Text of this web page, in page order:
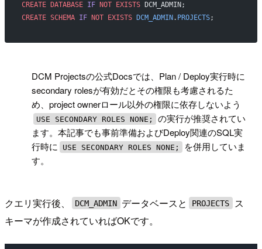
CREATE DATABASE IF NOT EXISTS DCM_ADMIN;
CREATE SCHEMA IF NOT EXISTS DCM_ADMIN . PROJECTS;
DCM Projectsの公式Docsでは、Plan / Deploy実行時に
secondary rolesが有効だとその権限も考慮されるた
め、project ownerロール以外の権限に依存しないよう
USE SECONDARY ROLES NONE;
の実行が推奨されてい
ます。本記事でも事前準備およびDeploy関連のSQL実
行時に
USE SECONDARY ROLES NONE;
を併用していま
す。
クエリ実行後、 DCM_ADMIN データベースと PROJECTS
ス
キーマが作成されていればOKです。